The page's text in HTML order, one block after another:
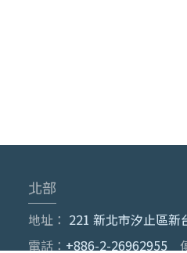
北部
地址： 221 新北市汐止區新
電話： +886-2-26962955